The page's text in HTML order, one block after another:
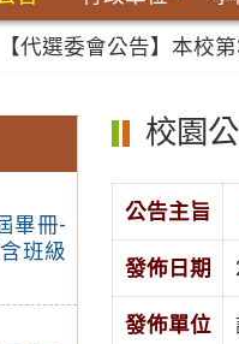
【代選委會公告】本校
畢冊-
班級
校園
公告主旨
發佈日期
發佈單位